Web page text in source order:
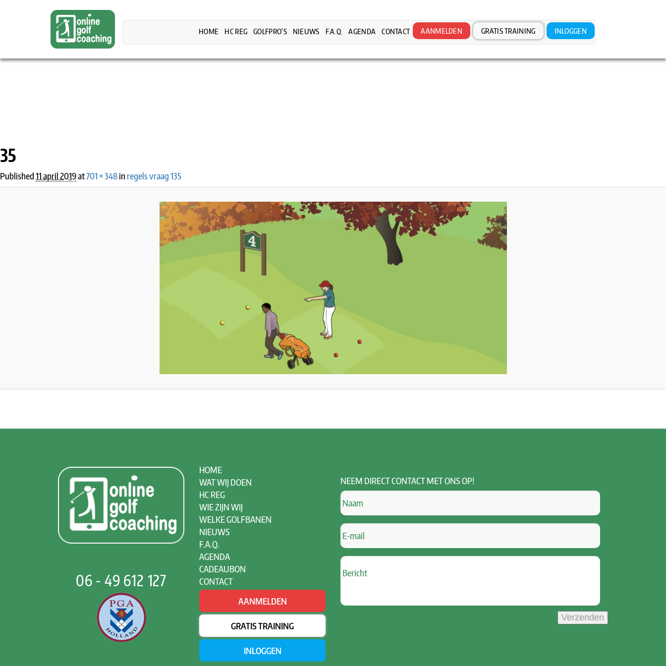
HOME HC REG GOLFPRO’S NIEUWS F.A.Q. AGENDA CONTACT AANMELDEN GRATIS TRAINING INLOGGEN
35
Published11 april 2019at701 × 348in regels vraag 135
06 - 49 612 127
HOME
WAT WIJ DOEN
HC REG
WIE ZIJN WIJ
WELKE GOLFBANEN
NIEUWS
F.A.Q.
AGENDA
CADEAUBON
CONTACT
AANMELDEN
GRATIS TRAINING
INLOGGEN
NEEM DIRECT CONTACT MET ONS OP!
Verzenden